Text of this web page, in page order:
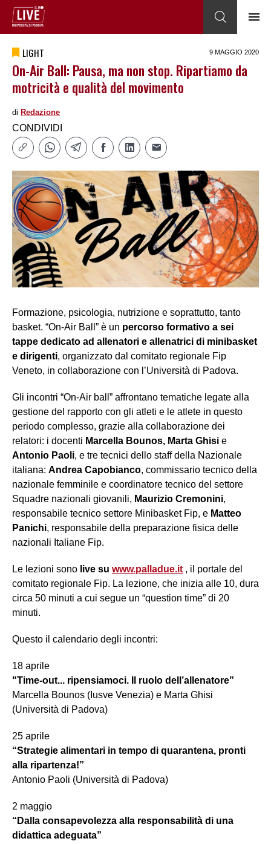
LIGHT 9 MAGGIO 2020
On-Air Ball: Pausa, ma non stop. Ripartiamo da
motricità e qualità del movimento
di Redazione
CONDIVIDI
Formazione, psicologia, nutrizione e soprattutto, tanto
basket. “On-Air Ball” è un percorso formativo a sei
tappe dedicato ad allenatori e allenatrici di minibasket
e dirigenti, organizzato dal comitato regionale Fip
Veneto, in collaborazione con l’Università di Padova.
Gli incontri “On-Air ball” affrontano tematiche legate alla
gestione del rapporto con gli atleti e le atlete in questo
periodo complesso, grazie alla collaborazione dei
relatori: i docenti Marcella Bounos, Marta Ghisi e
Antonio Paoli, e tre tecnici dello staff della Nazionale
italiana: Andrea Capobianco, commissario tecnico della
nazionale femminile e coordinatore tecnico del settore
Squadre nazionali giovanili, Maurizio Cremonini,
responsabile tecnico settore Minibasket Fip, e Matteo
Panichi, responsabile della preparazione fisica delle
nazionali Italiane Fip.
Le lezioni sono live su www.palladue.it , il portale del
comitato regionale Fip. La lezione, che inizia alle 10, dura
circa 50 minuti a cui segue un “question time” di 20
minuti.
Questo il calendario degli incontri:
18 aprile
"Time-out... ripensiamoci. Il ruolo dell’allenatore”
Marcella Bounos (Iusve Venezia) e Marta Ghisi
(Università di Padova)
25 aprile
“Strategie alimentari in tempo di quarantena, pronti
alla ripartenza!”
Antonio Paoli (Università di Padova)
2 maggio
“Dalla consapevolezza alla responsabilità di una
didattica adeguata”